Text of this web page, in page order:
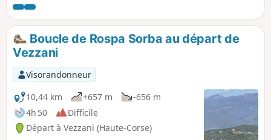
mares "i chjassi di e padule", une partie
de cette très belle forêt, ainsi que
plusieurs thématiques sur la géologie,
la faune et la flore, au travers d'un
parcours pédagogique balisé. Vous
profiterez également de plusieurs
points hauts qui vous offriront de
magnifiques points de vues. Parcours
ombragé dans sa quasi totalité, ce qui
en fait une randonnée particulièrement
agréable par temps chaud.
Boucle de Rospa Sorba au départ de
Vezzani
Visorandonneur
10,44 km
+657 m
-656 m
4h 50
Difficile
Départ à Vezzani (Haute-Corse)